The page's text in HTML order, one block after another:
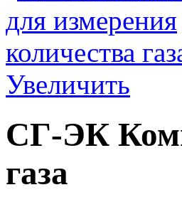
Увеличить
СГ-ЭК
газа